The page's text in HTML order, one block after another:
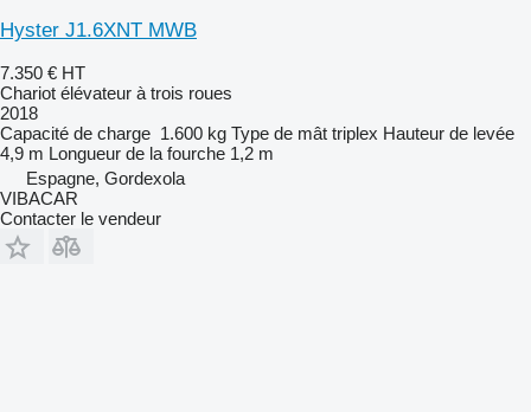
Hyster J1.6XNT MWB
7.350 € HT
Chariot élévateur à trois roues
2018
Capacité de charge 1.600 kg Type de mât triplex Hauteur de levée
4,9 m Longueur de la fourche 1,2 m
Espagne, Gordexola
VIBACAR
Contacter le vendeur